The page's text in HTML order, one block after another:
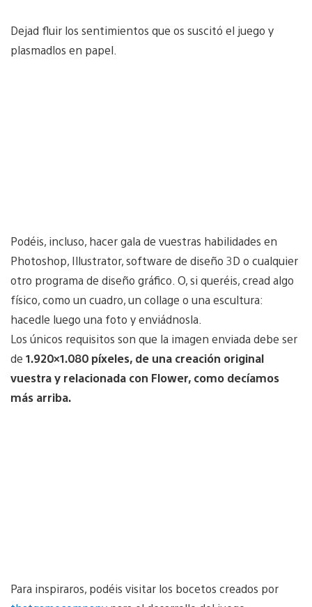
Dejad fluir los sentimientos que os suscitó el juego y
plasmadlos en papel.
Podéis, incluso, hacer gala de vuestras habilidades en
Photoshop, Illustrator, software de diseño 3D o cualquier
otro programa de diseño gráfico. O, si queréis, cread algo
físico, como un cuadro, un collage o una escultura:
hacedle luego una foto y enviádnosla.
Los únicos requisitos son que la imagen enviada debe ser
de 1.920×1.080 píxeles, de una creación original
vuestra y relacionada con Flower, como decíamos
más arriba.
Para inspiraros, podéis visitar los bocetos creados por